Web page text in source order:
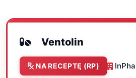
Ventolin
NA RECEPTĘ (RP)